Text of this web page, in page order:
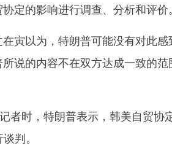
定的影响进行调查、分析和评价。
寅以为，特朗普可能没有对此感
说的内容不在双方达成一致的范
时，特朗普表示，韩美自贸协
判。